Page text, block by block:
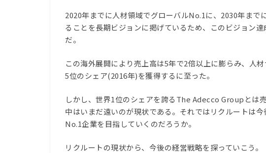
2020年までに人材領域でグローバルNo.1に、2030年ま
ることを長期ビジョンに掲げているため、このビジョン
だ。
この海外展開により売上高は5年で2倍以上に膨らみ、人
5位のシェア(2016年)を獲得するに至った。
しかし、世界1位のシェアを誇るThe Adecco Groupとは
中はいまだ遠いのが現状である。それではリクルートは
No.1企業を目指していくのだろうか。
リクルートの現状から、今後の経営戦略を探っていこう。